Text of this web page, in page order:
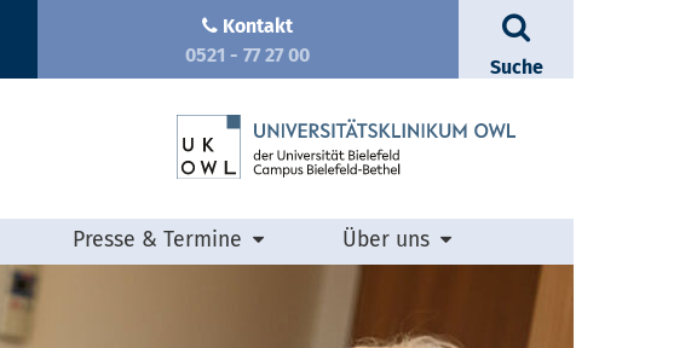
Kontakt
0521 - 77 27 00
Suche
Presse & Termine Über uns